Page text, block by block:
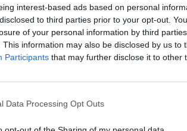
interest-based ads based on personal
to third parties prior to your opt-out.
of your personal information by third
This information may also be disclosed by us to
Participants that may further disclose it to other
Data Processing Opt Outs
Στόχος της δράσης είναι η ενίσχυση
στην καθημερινότητα της
τα σχολεία θα λάβουν έπαινο
δώρα.
της βράβευσης και της